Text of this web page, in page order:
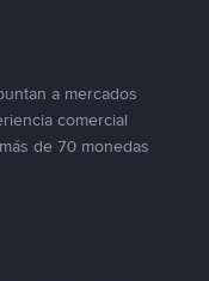
a mercados
comercial
de 70 monedas